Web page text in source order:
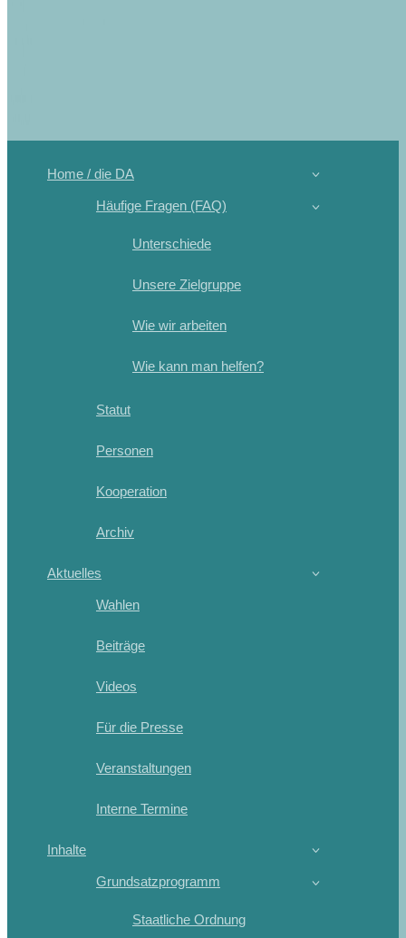
Home / die DA
Häufige Fragen (FAQ)
Unterschiede
Unsere Zielgruppe
Wie wir arbeiten
Wie kann man helfen?
Statut
Personen
Kooperation
Archiv
Aktuelles
Wahlen
Beiträge
Videos
Für die Presse
Veranstaltungen
Interne Termine
Inhalte
Grundsatzprogramm
Staatliche Ordnung